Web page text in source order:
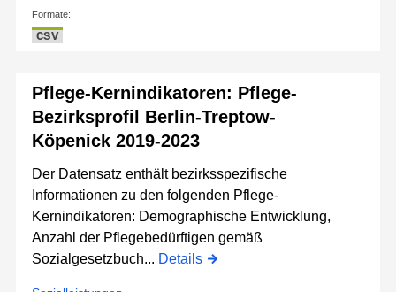
Formate:
CSV
Pflege-Kernindikatoren: Pflege-
Bezirksprofil Berlin-Treptow-
Köpenick 2019-2023
Der Datensatz enthält bezirksspezifische
Informationen zu den folgenden Pflege-
Kernindikatoren: Demographische Entwicklung,
Anzahl der Pflegebedürftigen gemäß
Sozialgesetzbuch... Details